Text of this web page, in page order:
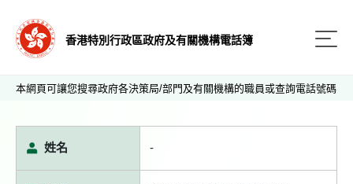
香港特別行政區政府及有關機構電話簿
本網頁可讓您搜尋政府各決策局/部門及有關機構的職員或查詢電話號碼
姓名 -